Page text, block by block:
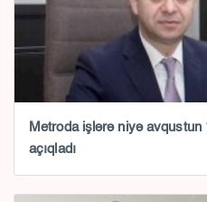
Metroda işlərə niyə avqustun
açıqladı